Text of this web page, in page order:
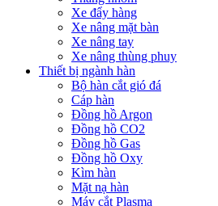
Xe đẩy hàng
Xe nâng mặt bàn
Xe nâng tay
Xe nâng thùng phuy
Thiết bị ngành hàn
Bộ hàn cắt gió đá
Cáp hàn
Đồng hồ Argon
Đồng hồ CO2
Đồng hồ Gas
Đồng hồ Oxy
Kìm hàn
Mặt nạ hàn
Máy cắt Plasma